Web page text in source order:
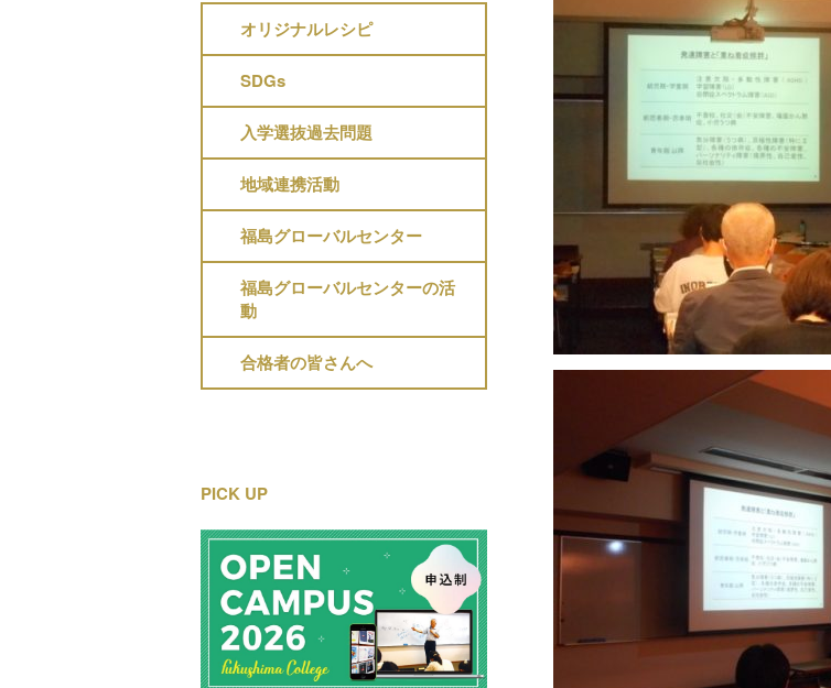
オリジナルレシピ
SDGs
入学選抜過去問題
地域連携活動
福島グローバルセンター
福島グローバルセンターの活
動
合格者の皆さんへ
PICK UP